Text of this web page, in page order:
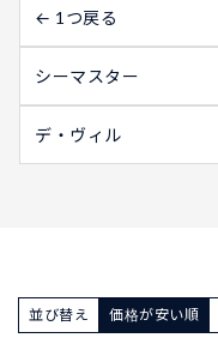
← 1つ戻る
シーマスター
デ・ヴィル
並び替え 価格が安い順